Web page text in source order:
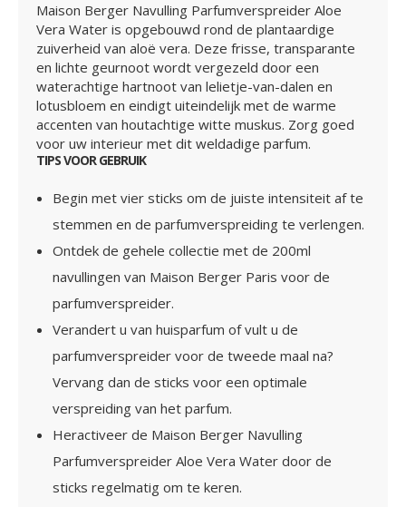
Maison Berger Navulling Parfumverspreider Aloe
Vera Water is opgebouwd rond de plantaardige
zuiverheid van aloë vera. Deze frisse, transparante
en lichte geurnoot wordt vergezeld door een
waterachtige hartnoot van lelietje-van-dalen en
lotusbloem en eindigt uiteindelijk met de warme
accenten van houtachtige witte muskus. Zorg goed
voor uw interieur met dit weldadige parfum.
TIPS VOOR GEBRUIK
Begin met vier sticks om de juiste intensiteit af te
stemmen en de parfumverspreiding te verlengen.
Ontdek de gehele collectie met de 200ml
navullingen van Maison Berger Paris voor de
parfumverspreider.
Verandert u van huisparfum of vult u de
parfumverspreider voor de tweede maal na?
Vervang dan de sticks voor een optimale
verspreiding van het parfum.
Heractiveer de Maison Berger Navulling
Parfumverspreider Aloe Vera Water door de
sticks regelmatig om te keren.